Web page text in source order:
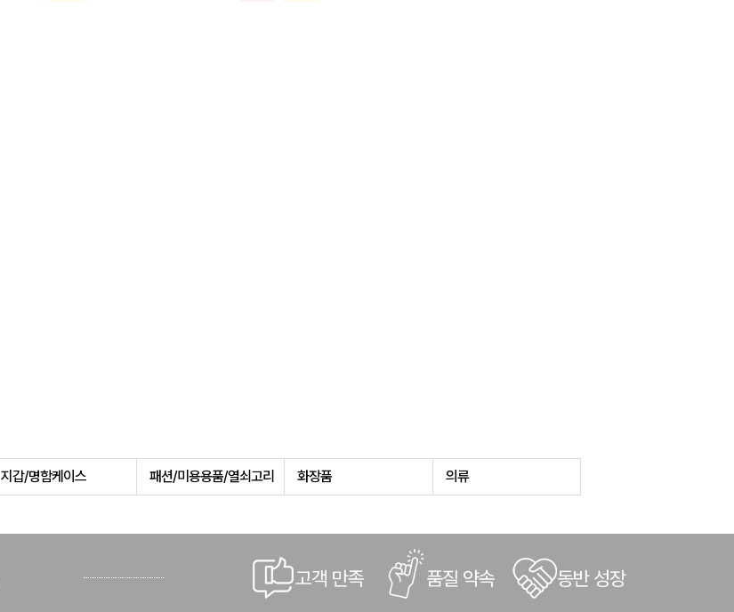
지갑/명함케이스 패션/미용용품/열쇠고리 화장품 의류
고객 만족 품질 약속 동반 성장